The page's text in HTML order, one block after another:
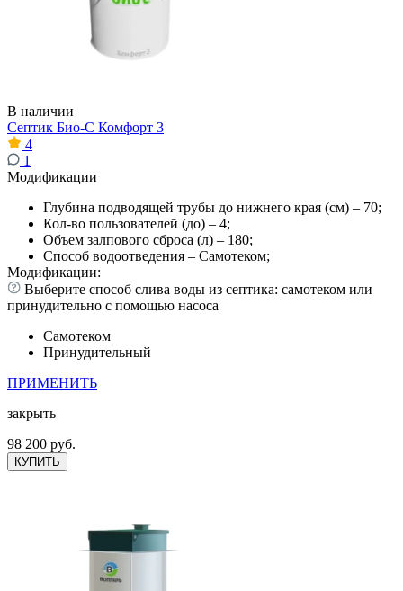
В наличии
Септик Био-С Комфорт 3
4
1
Модификации
Глубина подводящей трубы до нижнего края (см) – 70;
Кол-во пользователей (до) – 4;
Объем залпового сброса (л) – 180;
Способ водоотведения – Самотеком;
Модификации:
Выберите способ слива воды из септика: самотеком или
принудительно с помощью насоса
Самотеком
Принудительный
ПРИМЕНИТЬ
закрыть
98 200 руб.
КУПИТЬ